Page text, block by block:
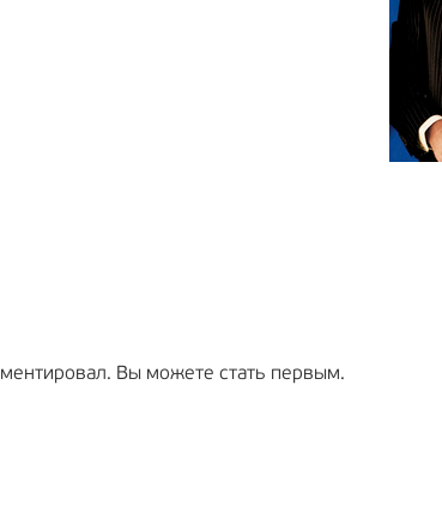
Вы можете стать первым.